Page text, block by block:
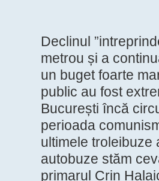
Declinul
metrou și a
un buget foarte
public au fost
București încă
perioada
ultimele troleibuze
autobuze stăm
primarul Crin